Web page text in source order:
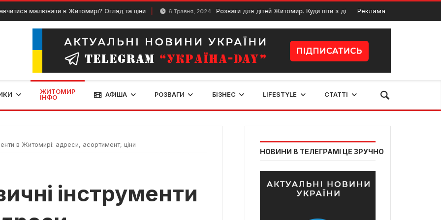
в Житомирі? Огляд та ціни 6 Травня, 2024 Розваги для дітей Житомир. Куди піти з дітьми в ЖитомиріРеклама
ЖИТОМИР
ІНФО
АФІША РОЗВАГИ БІЗНЕС LIFESTYLE СТАТТІ
в Житомирі: адреси, асортимент, ціни
інструменти
НОВИНИ В ТЕЛЕГРАМІ ЦЕ ЗРУЧНО